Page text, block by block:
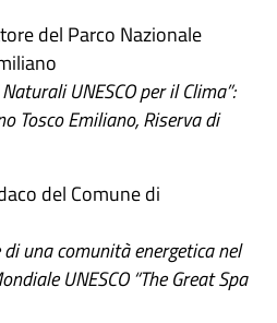
del Parco Nazionale
UNESCO per il Clima”:
Tosco Emiliano, Riserva di
del Comune di
una comunità energetica nel
UNESCO “The Great Spa